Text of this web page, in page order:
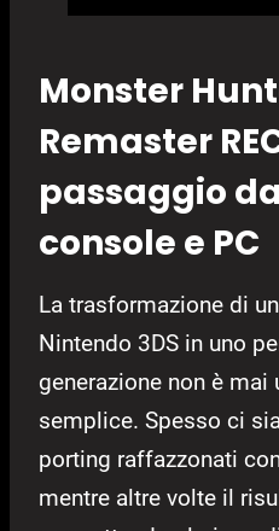
Monster
Remaster
passaggio
console e PC
La trasformazione di
Nintendo 3DS in uno
generazione non è mai
semplice. Spesso ci
porting raffazzonati
mentre altre volte il